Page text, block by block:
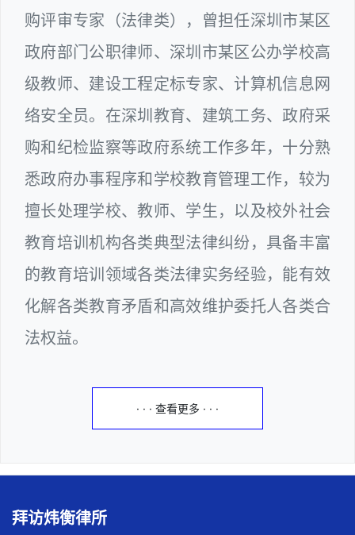
购评审专家（法律类），曾担任深圳市某区
政府部门公职律师、深圳市某区公办学校高
级教师、建设工程定标专家、计算机信息网
络安全员。在深圳教育、建筑工务、政府采
购和纪检监察等政府系统工作多年，十分熟
悉政府办事程序和学校教育管理工作，较为
擅长处理学校、教师、学生，以及校外社会
教育培训机构各类典型法律纠纷，具备丰富
的教育培训领域各类法律实务经验，能有效
化解各类教育矛盾和高效维护委托人各类合
法权益。
· · · 查看更多 · · ·
拜访炜衡律所